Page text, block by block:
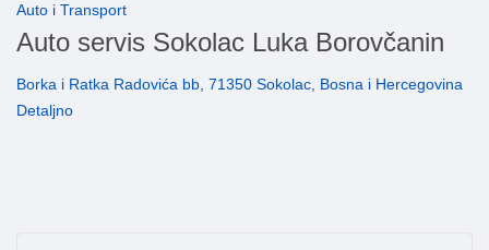
Auto i Transport
Auto servis Sokolac Luka Borovčanin
Borka i Ratka Radovića bb, 71350 Sokolac, Bosna i Hercegovina
Detaljno